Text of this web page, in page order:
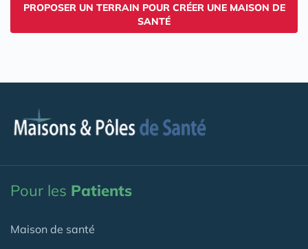
PROPOSER UN TERRAIN POUR CRÉER UNE MAISON DE
SANTÉ
Pour les Patients
Maison de santé